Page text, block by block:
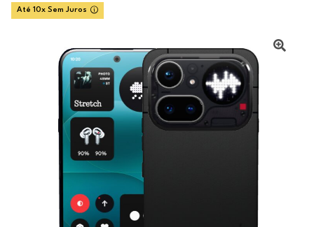
Até 10x Sem Juros